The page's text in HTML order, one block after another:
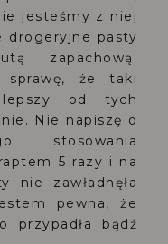
jesteśmy z niej
drogeryjne pasty
zapachową.
sprawę, że taki
od tych
Nie napiszę o
stosowania
5 razy i na
nie zawładnęła
pewna, że
przypadła bądź